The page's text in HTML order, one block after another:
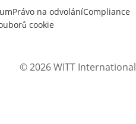
Právo na odvoláníCompliance
cookie
© 2026 WITT International